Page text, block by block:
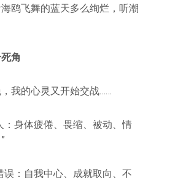
鸥飞舞的蓝天多么绚烂，听潮
角
我的心灵又开始交战……
：身体疲倦、畏缩、被动、情
误：自我中心、成就取向、不